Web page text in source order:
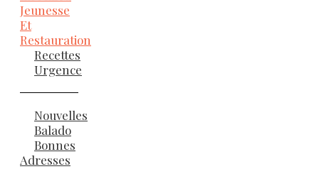
Jeunesse
Et
Restauration
Recettes
Urgence
Nouvelles
Balado
Bonnes
Adresses